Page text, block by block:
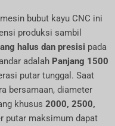
mesin bubut kayu CNC ini
produksi sambil
halus dan presisi pada
adalah Panjang 1500
putar tunggal. Saat
bersamaan, diameter
khusus 2000, 2500,
putar maksimum dapat